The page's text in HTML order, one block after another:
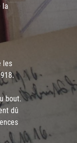
la
les
bout.
dû